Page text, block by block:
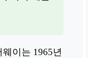
이는 1965년